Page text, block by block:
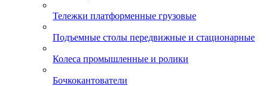
Тележки платформенные грузовые
Подъемные столы передвижные и стационарные
Колеса промышленные и ролики
Бочкокантователи